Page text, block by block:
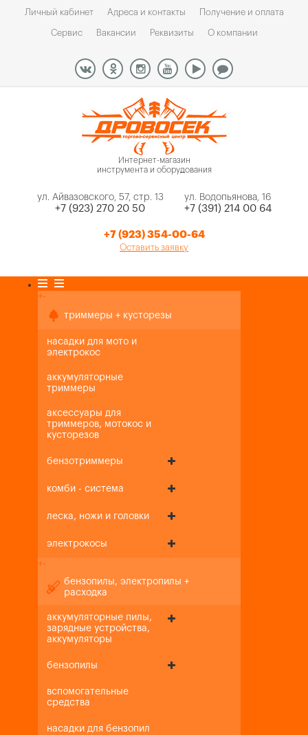
Личный кабинет Адреса и контакты Получение и оплата
Сервис Вакансии Реквизиты О компании
Интернет-магазин
инструмента и оборудования
ул. Айвазовского, 57, стр. 13
+7 (923) 270 20 50
ул. Водопьянова, 16
+7 (391) 214 00 64
+7 (923) 354-00-64
Оставить заявку
+-
триммеры + кусторезы
насадки для мото и
электрокос
аккумуляторные
триммеры
аксессуары для
триммеров, мотокос и
кусторезов
бензотриммеры
комби - система
леска, ножи и головки
электрокосы
+-
бензопилы, электропилы +
расходка
аккумуляторные пилы,
зарядные устройства,
аккумуляторы
бензопилы
вспомогательные
средства
насадки для бензопил